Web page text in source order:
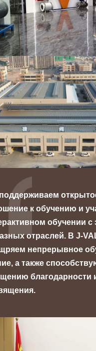
к обучению и
обучении с
отраслей. В J-
непрерывное
а также
благодарности